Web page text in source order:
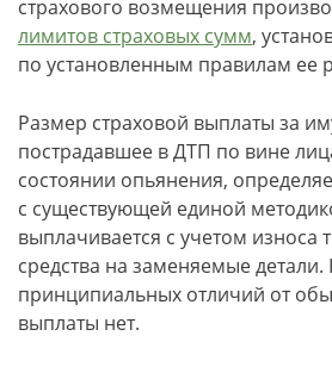
страхового возмещения
лимитов страховых сумм,
по установленным правилам ее
Размер страховой выплаты за
пострадавшее в ДТП по вине
состоянии опьянения,
с существующей единой
выплачивается с учетом износа
средства на заменяемые детали.
принципиальных отличий от
выплаты нет.